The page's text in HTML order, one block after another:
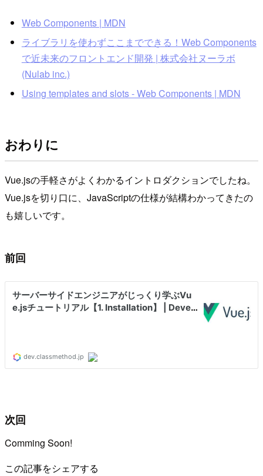
Web Components | MDN
ライブラリを使わずここまでできる！Web Components
で近未来のフロントエンド開発 | 株式会社ヌーラボ
(Nulab inc.)
Using templates and slots - Web Components | MDN
おわりに
Vue.jsの手軽さがよくわかるイントロダクションでしたね。
Vue.jsを切り口に、JavaScriptの仕様が結構わかってきたの
も嬉しいです。
前回
次回
Comming Soon!
この記事をシェアする